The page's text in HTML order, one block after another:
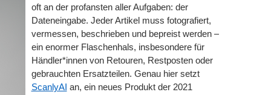
Warum Ex-Zalando-Managerin Dr. Saskia
setzt
„Genau diese Balance hat uns die meiste
dass unzählige Iterationen nötig waren, um
den 3D-Druck konnten wir sehr schnell neue
sie den rasanten Prototypen-Prozess. „Unser Ziel war
steht.“
oft an der profansten aller Aufgaben: der
Dateneingabe. Jeder Artikel muss fotografiert,
vermessen, beschrieben und bepreist werden –
ein enormer Flaschenhals, insbesondere für
Händler*innen von Retouren, Restposten oder
gebrauchten Ersatzteilen. Genau hier setzt
ScanlyAI an, ein neues Produkt der 2021